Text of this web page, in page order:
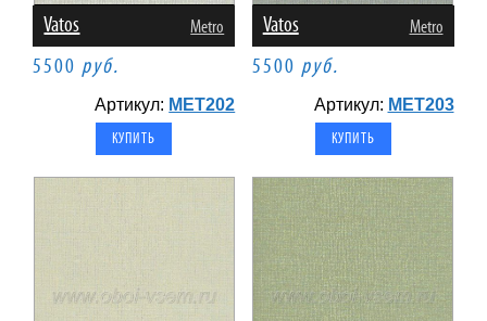
Vatos Metro
5500 руб.
Артикул: MET202
Vatos Metro
5500 руб.
Артикул: MET203